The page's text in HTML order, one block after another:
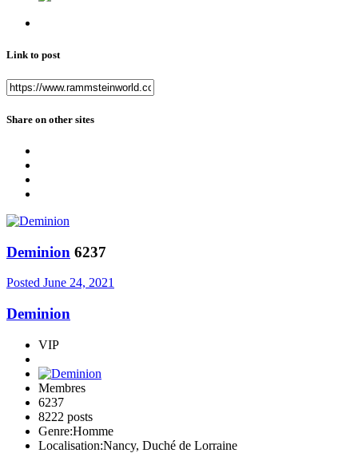
Link to post
Share on other sites
Deminion 6237
Posted June 24, 2021
Deminion
VIP
Membres
6237
8222 posts
Genre:Homme
Localisation:Nancy, Duché de Lorraine